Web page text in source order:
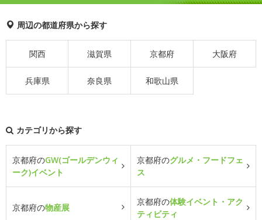
周辺の都道府県から探す
関西 滋賀県 京都府 大阪府
兵庫県 奈良県 和歌山県
カテゴリから探す
京都府のGW(ゴールデンウィ
ーク)イベント
京都府のグルメ・フードフェ
ス
京都府の物産展
京都府の体験イベント・アク
ティビティ